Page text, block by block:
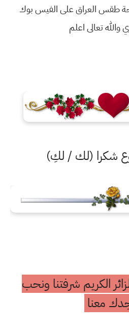
طقس العراق على الفيس بوك
والله تعالى اعلم
شكرا (لك / لكِ)
الكريم شرفتنا ونحب
معنا